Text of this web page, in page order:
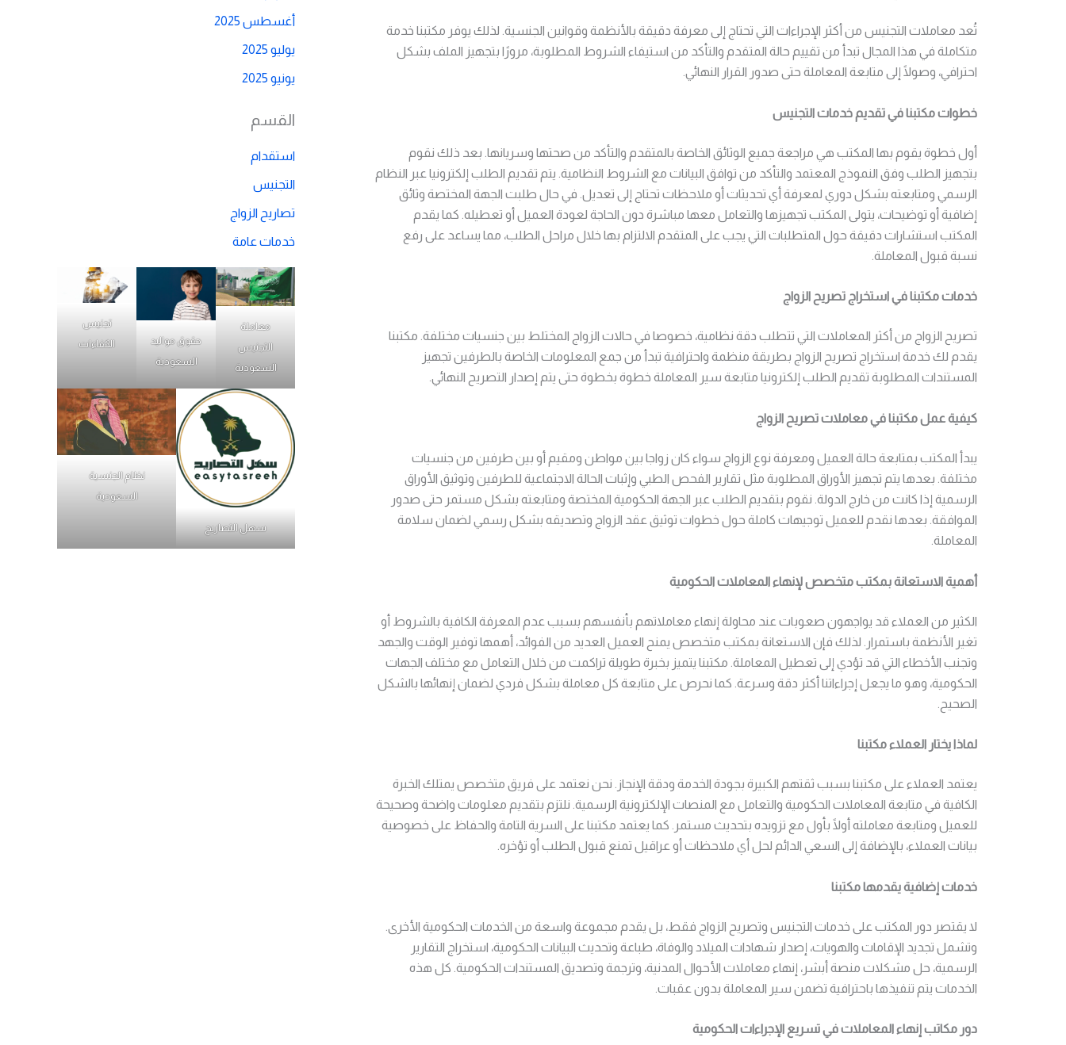
تُعد معاملات التجنيس من أكثر الإجراءات التي تحتاج إلى معرفة دقيقة بالأنظمة وقوانين الجنسية. لذلك يوفر مكتبنا خدمة
متكاملة في هذا المجال تبدأ من تقييم حالة المتقدم والتأكد من استيفاء الشروط المطلوبة، مرورًا بتجهيز الملف بشكل
احترافي، وصولًا إلى متابعة المعاملة حتى صدور القرار النهائي.
خطوات مكتبنا في تقديم خدمات التجنيس
أول خطوة يقوم بها المكتب هي مراجعة جميع الوثائق الخاصة بالمتقدم والتأكد من صحتها وسريانها. بعد ذلك نقوم
بتجهيز الطلب وفق النموذج المعتمد والتأكد من توافق البيانات مع الشروط النظامية. يتم تقديم الطلب إلكترونيا عبر النظام
الرسمي ومتابعته بشكل دوري لمعرفة أي تحديثات أو ملاحظات تحتاج إلى تعديل. في حال طلبت الجهة المختصة وثائق
إضافية أو توضيحات، يتولى المكتب تجهيزها والتعامل معها مباشرة دون الحاجة لعودة العميل أو تعطيله. كما يقدم
المكتب استشارات دقيقة حول المتطلبات التي يجب على المتقدم الالتزام بها خلال مراحل الطلب، مما يساعد على رفع
نسبة قبول المعاملة.
خدمات مكتبنا في استخراج تصريح الزواج
تصريح الزواج من أكثر المعاملات التي تتطلب دقة نظامية، خصوصا في حالات الزواج المختلط بين جنسيات مختلفة. مكتبنا
يقدم لك خدمة استخراج تصريح الزواج بطريقة منظمة واحترافية تبدأ من جمع المعلومات الخاصة بالطرفين تجهيز
المستندات المطلوبة تقديم الطلب إلكترونيا متابعة سير المعاملة خطوة بخطوة حتى يتم إصدار التصريح النهائي.
كيفية عمل مكتبنا في معاملات تصريح الزواج
يبدأ المكتب بمتابعة حالة العميل ومعرفة نوع الزواج سواء كان زواجا بين مواطن ومقيم أو بين طرفين من جنسيات
مختلفة. بعدها يتم تجهيز الأوراق المطلوبة مثل تقارير الفحص الطبي وإثبات الحالة الاجتماعية للطرفين وتوثيق الأوراق
الرسمية إذا كانت من خارج الدولة. نقوم بتقديم الطلب عبر الجهة الحكومية المختصة ومتابعته بشكل مستمر حتى صدور
الموافقة. بعدها نقدم للعميل توجيهات كاملة حول خطوات توثيق عقد الزواج وتصديقه بشكل رسمي لضمان سلامة
المعاملة.
أهمية الاستعانة بمكتب متخصص لإنهاء المعاملات الحكومية
الكثير من العملاء قد يواجهون صعوبات عند محاولة إنهاء معاملاتهم بأنفسهم بسبب عدم المعرفة الكافية بالشروط أو
تغير الأنظمة باستمرار. لذلك فإن الاستعانة بمكتب متخصص يمنح العميل العديد من الفوائد، أهمها توفير الوقت والجهد
وتجنب الأخطاء التي قد تؤدي إلى تعطيل المعاملة. مكتبنا يتميز بخبرة طويلة تراكمت من خلال التعامل مع مختلف الجهات
الحكومية، وهو ما يجعل إجراءاتنا أكثر دقة وسرعة. كما نحرص على متابعة كل معاملة بشكل فردي لضمان إنهائها بالشكل
الصحيح.
لماذا يختار العملاء مكتبنا
يعتمد العملاء على مكتبنا بسبب ثقتهم الكبيرة بجودة الخدمة ودقة الإنجاز. نحن نعتمد على فريق متخصص يمتلك الخبرة
الكافية في متابعة المعاملات الحكومية والتعامل مع المنصات الإلكترونية الرسمية. نلتزم بتقديم معلومات واضحة وصحيحة
للعميل ومتابعة معاملته أولًا بأول مع تزويده بتحديث مستمر. كما يعتمد مكتبنا على السرية التامة والحفاظ على خصوصية
بيانات العملاء، بالإضافة إلى السعي الدائم لحل أي ملاحظات أو عراقيل تمنع قبول الطلب أو تؤخره.
خدمات إضافية يقدمها مكتبنا
لا يقتصر دور المكتب على خدمات التجنيس وتصريح الزواج فقط، بل يقدم مجموعة واسعة من الخدمات الحكومية الأخرى.
وتشمل تجديد الإقامات والهويات، إصدار شهادات الميلاد والوفاة، طباعة وتحديث البيانات الحكومية، استخراج التقارير
الرسمية، حل مشكلات منصة أبشر، إنهاء معاملات الأحوال المدنية، وترجمة وتصديق المستندات الحكومية. كل هذه
الخدمات يتم تنفيذها باحترافية تضمن سير المعاملة بدون عقبات.
دور مكاتب إنهاء المعاملات في تسريع الإجراءات الحكومية
أغسطس 2025
يوليو 2025
يونيو 2025
القسم
استقدام
التجنيس
تصاريح الزواج
خدمات عامة
معاملة
التجنيس
السعودية
حقوق مواليد
السعودية
تجنيس
الكفاءات
سهل التصاريح
نظام الجنسية
السعودية